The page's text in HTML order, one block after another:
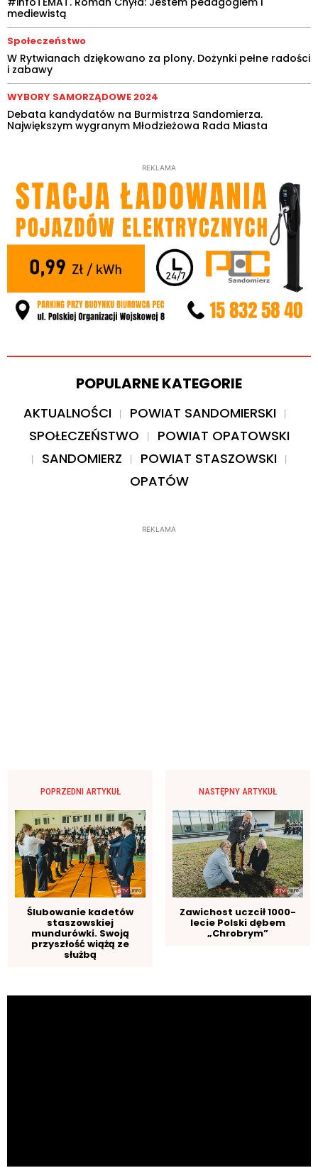
mediewistą
Społeczeństwo
W Rytwianach dziękowano za plony. Dożynki pełne radości
i zabawy
WYBORY SAMORZĄDOWE 2024
Debata kandydatów na Burmistrza Sandomierza.
Największym wygranym Młodzieżowa Rada Miasta
REKLAMA
POPULARNE KATEGORIE
AKTUALNOŚCI
POWIAT SANDOMIERSKI
SPOŁECZEŃSTWO
POWIAT OPATOWSKI
SANDOMIERZ
POWIAT STASZOWSKI
OPATÓW
REKLAMA
POPRZEDNI ARTYKUŁ
Ślubowanie kadetów
staszowskiej
mundurówki. Swoją
przyszłość wiążą ze
służbą
NASTĘPNY ARTYKUŁ
Zawichost uczcił 1000-
lecie Polski dębem
„Chrobrym”